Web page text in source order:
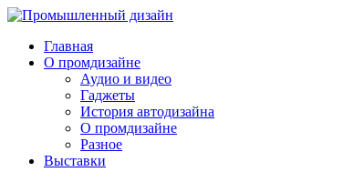
Главная
О промдизайне
Аудио и видео
Гаджеты
История автодизайна
О промдизайне
Разное
Выставки